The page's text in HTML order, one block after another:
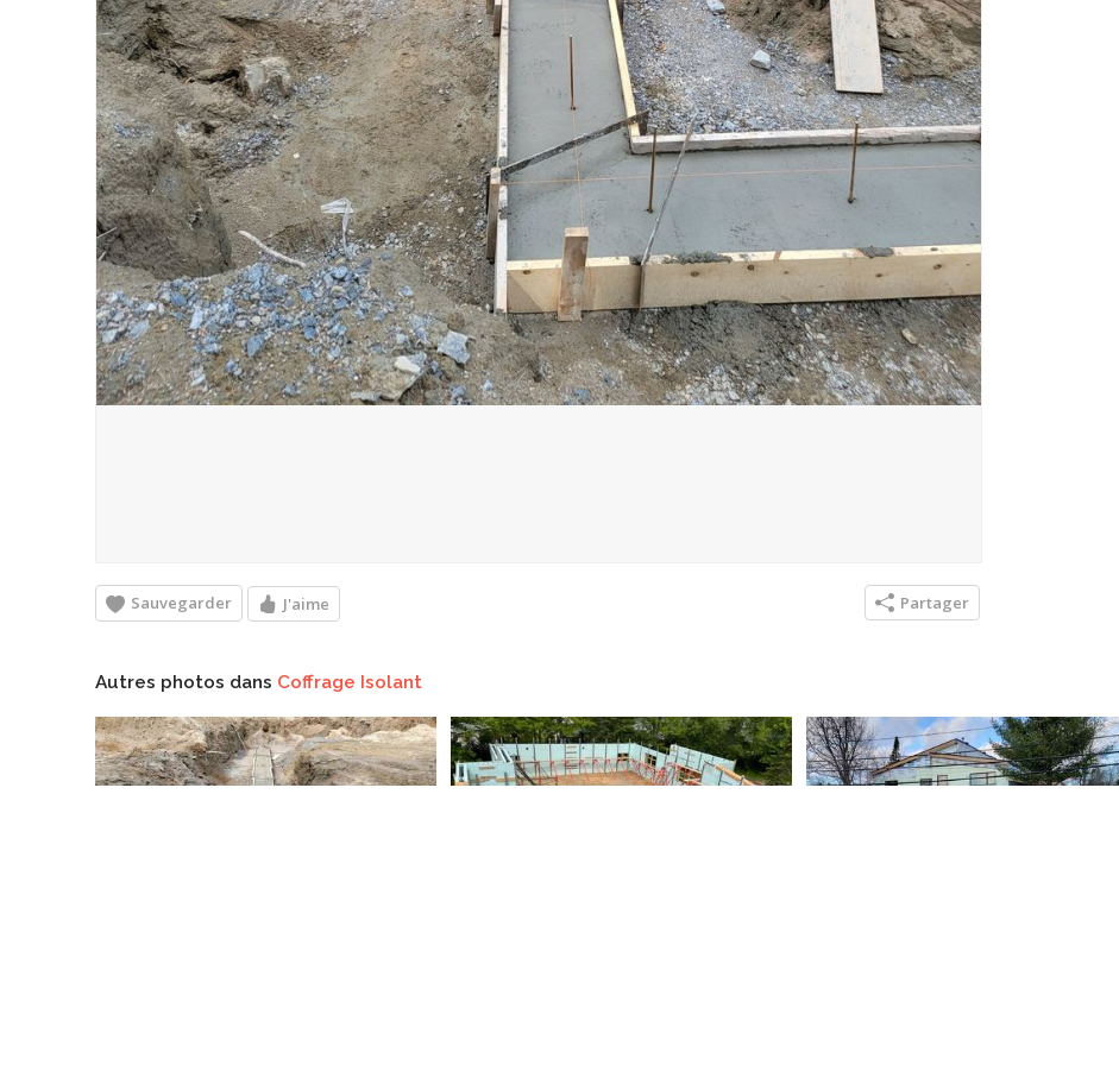
Sauvegarder J'aime Partager
Autres photos dans Coffrage Isolant